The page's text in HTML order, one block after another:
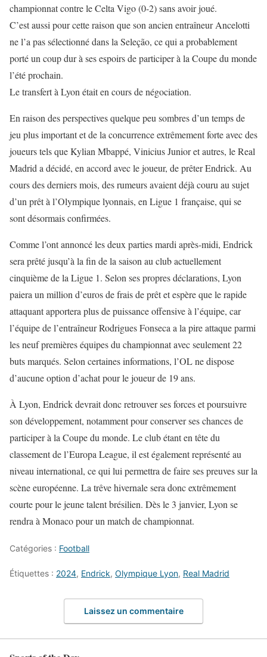
championnat contre le Celta Vigo (0-2) sans avoir joué.
C’est aussi pour cette raison que son ancien entraîneur Ancelotti
ne l’a pas sélectionné dans la Seleção, ce qui a probablement
porté un coup dur à ses espoirs de participer à la Coupe du monde
l’été prochain.
Le transfert à Lyon était en cours de négociation.
En raison des perspectives quelque peu sombres d’un temps de
jeu plus important et de la concurrence extrêmement forte avec des
joueurs tels que Kylian Mbappé, Vinicius Junior et autres, le Real
Madrid a décidé, en accord avec le joueur, de prêter Endrick. Au
cours des derniers mois, des rumeurs avaient déjà couru au sujet
d’un prêt à l’Olympique lyonnais, en Ligue 1 française, qui se
sont désormais confirmées.
Comme l’ont annoncé les deux parties mardi après-midi, Endrick
sera prêté jusqu’à la fin de la saison au club actuellement
cinquième de la Ligue 1. Selon ses propres déclarations, Lyon
paiera un million d’euros de frais de prêt et espère que le rapide
attaquant apportera plus de puissance offensive à l’équipe, car
l’équipe de l’entraîneur Rodrigues Fonseca a la pire attaque parmi
les neuf premières équipes du championnat avec seulement 22
buts marqués. Selon certaines informations, l’OL ne dispose
d’aucune option d’achat pour le joueur de 19 ans.
À Lyon, Endrick devrait donc retrouver ses forces et poursuivre
son développement, notamment pour conserver ses chances de
participer à la Coupe du monde. Le club étant en tête du
classement de l’Europa League, il est également représenté au
niveau international, ce qui lui permettra de faire ses preuves sur la
scène européenne. La trêve hivernale sera donc extrêmement
courte pour le jeune talent brésilien. Dès le 3 janvier, Lyon se
rendra à Monaco pour un match de championnat.
Catégories : Football
Étiquettes : 2024, Endrick, Olympique Lyon, Real Madrid
Laissez un commentaire